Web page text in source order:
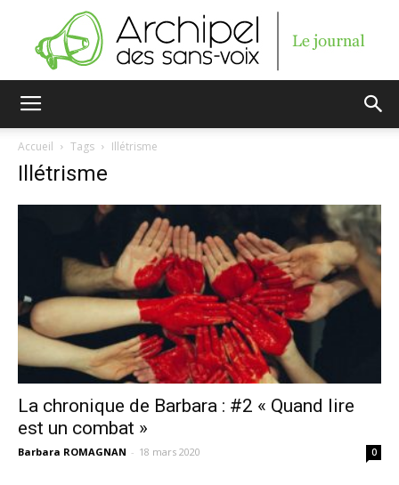
sans-
voix
Accueil Tags Illétrisme
Illétrisme
La chronique de Barbara : #2 « Quand lire
est un combat »
Barbara ROMAGNAN - 18 mars 2020 0